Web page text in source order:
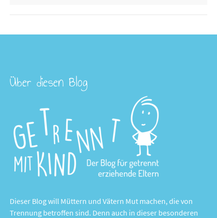
Über diesen Blog
Dieser Blog will Müttern und Vätern Mut machen, die von
Trennung betroffen sind. Denn auch in dieser besonderen